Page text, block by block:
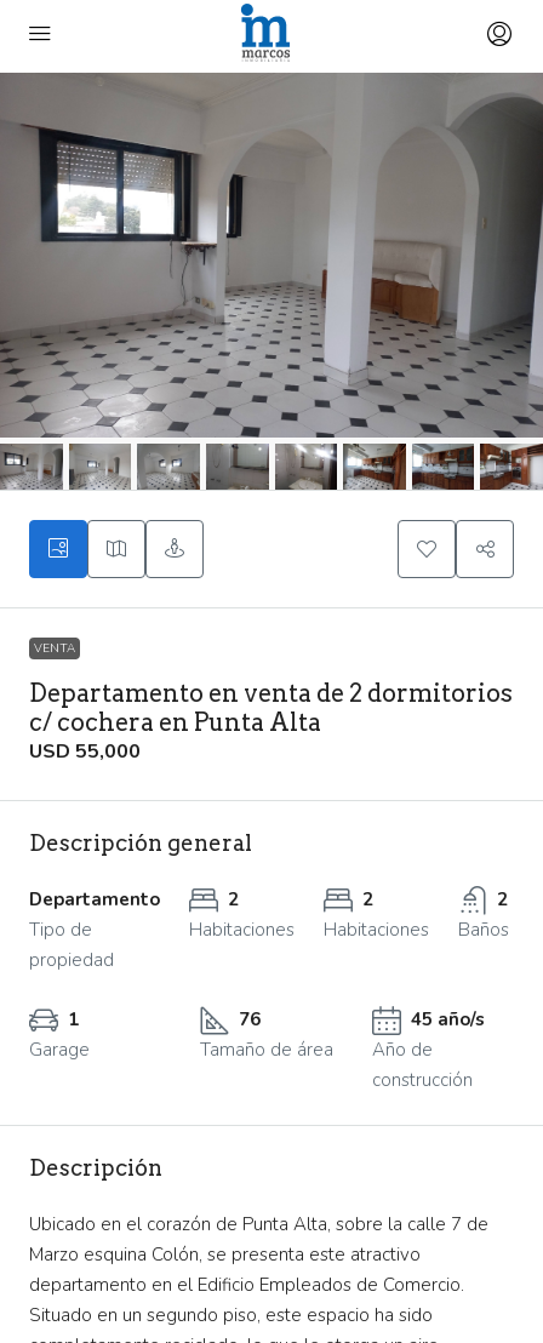
VENTA
Departamento en venta de 2 dormitorios
c/ cochera en Punta Alta
USD 55,000
Descripción general
Departamento
Tipo de
propiedad
2
Habitaciones
2
Habitaciones
2
Baños
1
Garage
76
Tamaño de área
45 año/s
Año de
construcción
Descripción
Ubicado en el corazón de Punta Alta, sobre la calle 7 de
Marzo esquina Colón, se presenta este atractivo
departamento en el Edificio Empleados de Comercio.
Situado en un segundo piso, este espacio ha sido